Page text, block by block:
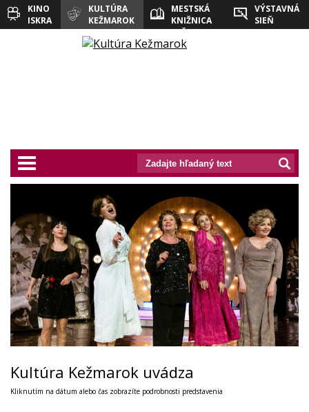
KINO
ISKRA
KULTÚRA
KEŽMAROK
MESTSKÁ
KNIŽNICA
KEŽMAROK
VÝSTAVNÁ
SIEŇ
prepnut_navigaciu
Kultúra Kežmarok uvádza
Kliknutím na dátum alebo čas zobrazíte podrobnosti predstavenia